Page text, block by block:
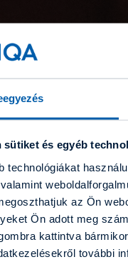
sütiket és egyéb
technológiákat
az Ön
Ön adott meg
kattintva
további